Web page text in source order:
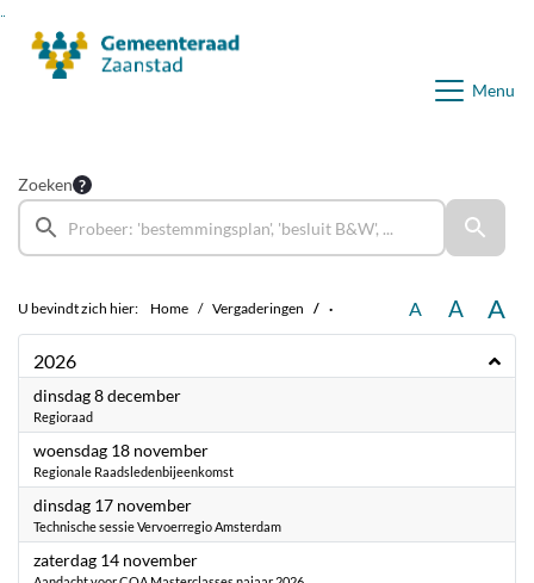
Menu
Zoeken
U bevindt zich hier: Home Vergaderingen · A A A
2026
dinsdag 8 december2026
Regioraad
woensdag 18 november2026
Regionale Raadsledenbijeenkomst
dinsdag 17 november2026
Technische sessie Vervoerregio Amsterdam
zaterdag 14 november2026